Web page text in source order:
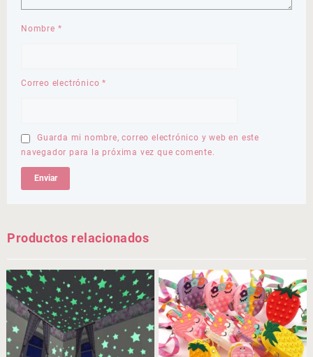
Nombre *
Correo electrónico*
Guarda mi nombre, correo electrónico y web en este
navegador para la próxima vez que comente.
Productos relacionados